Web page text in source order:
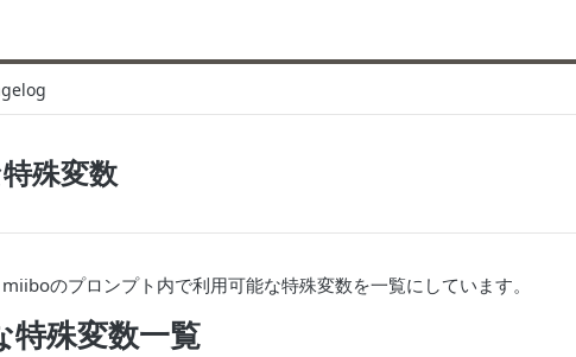
殊変数
のプロンプト内で利用可能な特殊変数を一覧にしています。
特殊変数一覧